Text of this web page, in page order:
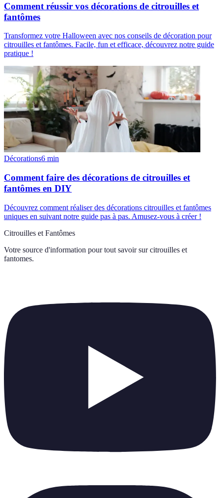
Comment réussir vos décorations de citrouilles et
fantômes
Transformez votre Halloween avec nos conseils de décoration pour
citrouilles et fantômes. Facile, fun et efficace, découvrez notre guide
pratique !
Décorations6 min
Comment faire des décorations de citrouilles et
fantômes en DIY
Découvrez comment réaliser des décorations citrouilles et fantômes
uniques en suivant notre guide pas à pas. Amusez-vous à créer !
Citrouilles et Fantômes
Votre source d'information pour tout savoir sur citrouilles et
fantomes.